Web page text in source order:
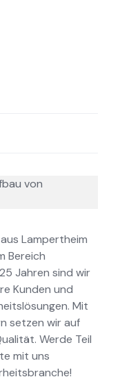
Lampertheim
Bereich
Jahren sind wir
Kunden und
Mit
setzen wir auf
Werde Teil
mit uns